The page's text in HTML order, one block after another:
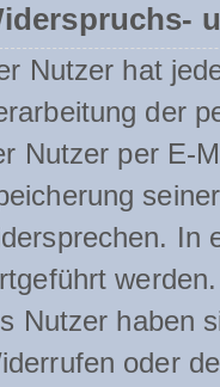
Nutzer hat
der
Nutzer per E-
In
werden.
Nutzer haben
oder